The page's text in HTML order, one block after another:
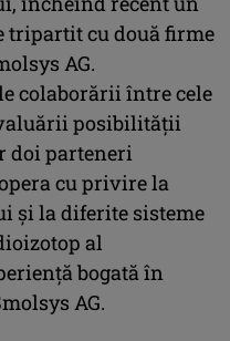
tripartit cu două firme
AG.
colaborării între cele
posibilității
doi parteneri
cu privire la
și la diferite sisteme
al
bogată în
AG.